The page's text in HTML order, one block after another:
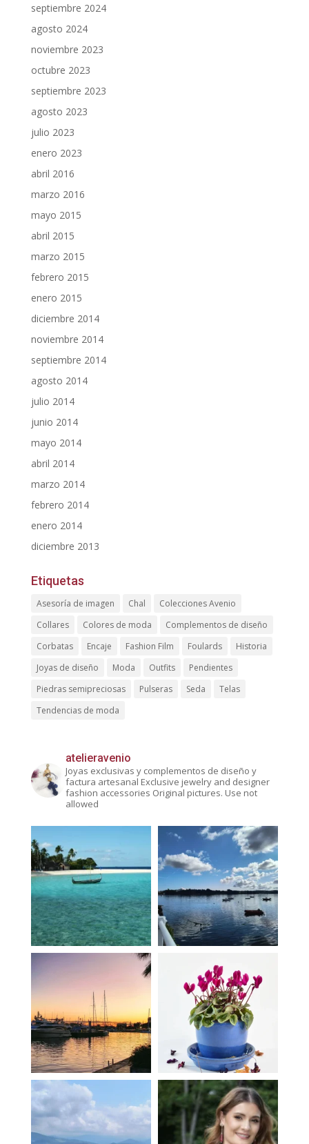
septiembre 2024
agosto 2024
noviembre 2023
octubre 2023
septiembre 2023
agosto 2023
julio 2023
enero 2023
abril 2016
marzo 2016
mayo 2015
abril 2015
marzo 2015
febrero 2015
enero 2015
diciembre 2014
noviembre 2014
septiembre 2014
agosto 2014
julio 2014
junio 2014
mayo 2014
abril 2014
marzo 2014
febrero 2014
enero 2014
diciembre 2013
Etiquetas
Asesoría de imagen Chal
Colecciones Avenio
Collares
Colores de moda
Complementos de diseño
Corbatas
Encaje Fashion Film Foulards
Historia
Joyas de diseño
Moda Outfits
Pendientes
Piedras semipreciosas
Pulseras Seda
Telas
Tendencias de moda
atelieravenio
Joyas exclusivas y complementos de diseño y
factura artesanal Exclusive jewelry and designer
fashion accessories Original pictures. Use not
allowed